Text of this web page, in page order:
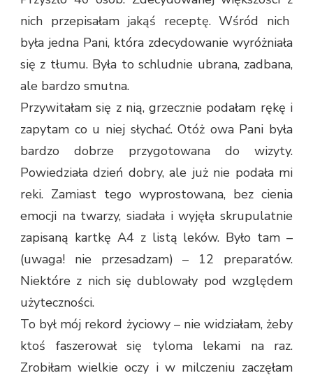
nich przepisałam jakąś receptę. Wśród nich
była jedna Pani, która zdecydowanie wyróżniała
się z tłumu. Była to schludnie ubrana, zadbana,
ale bardzo smutna.
Przywitałam się z nią, grzecznie podałam rękę i
zapytam co u niej słychać. Otóż owa Pani była
bardzo dobrze przygotowana do wizyty.
Powiedziała dzień dobry, ale już nie podała mi
reki. Zamiast tego wyprostowana, bez cienia
emocji na twarzy, siadała i wyjęła skrupulatnie
zapisaną kartkę A4 z listą leków. Było tam –
(uwaga! nie przesadzam) – 12 preparatów.
Niektóre z nich się dublowały pod względem
użyteczności.
To był mój rekord życiowy – nie widziałam, żeby
ktoś faszerował się tyloma lekami na raz.
Zrobiłam wielkie oczy i w milczeniu zaczęłam